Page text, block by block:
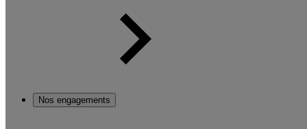
Nos engagements